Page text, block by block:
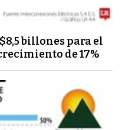
billones para el
de 17%